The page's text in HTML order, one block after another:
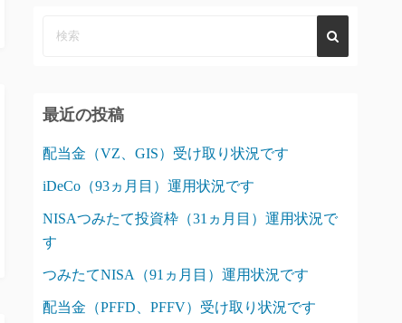
最近の投稿
配当金（VZ、GIS）受け取り状況です
iDeCo（93ヵ月目）運用状況です
NISAつみたて投資枠（31ヵ月目）運用状況で
す
つみたてNISA（91ヵ月目）運用状況です
配当金（PFFD、PFFV）受け取り状況です